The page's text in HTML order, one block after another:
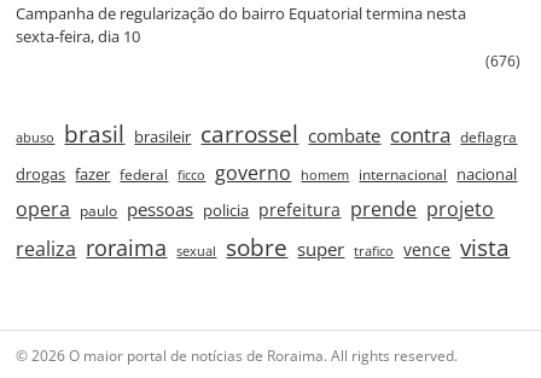
Campanha de regularização do bairro Equatorial termina nesta
sexta‑feira, dia 10
(676)
abuso brasil brasileir carrossel combate contra deflagra
drogas fazer federal ficco governo homem internacional nacional
opera paulo pessoas policia prefeitura prende projeto
realiza roraima sexual sobre super trafico vence vista
© 2026 O maior portal de notícias de Roraima. All rights reserved.